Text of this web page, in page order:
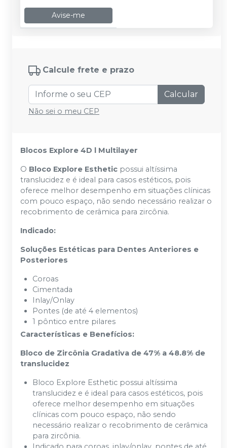
Avise-me
Calcule frete e prazo
Calcular
Não sei o meu CEP
Blocos Explore 4D l Multilayer
O Bloco Explore Esthetic possui altíssima
translucidez e é ideal para casos estéticos, pois
oferece melhor desempenho em situações clínicas
com pouco espaço, não sendo necessário realizar o
recobrimento de cerâmica para zircônia.
Indicado:
Soluções Estéticas para Dentes Anteriores e
Posteriores
Coroas
Cimentada
Inlay/Onlay
Pontes (de até 4 elementos)
1 pôntico entre pilares
Características e Benefícios:
Bloco de Zircônia Gradativa de 47% a 48.8% de
translucidez
Bloco Explore Esthetic possui altíssima
translucidez e é ideal para casos estéticos, pois
oferece melhor desempenho em situações
clínicas com pouco espaço, não sendo
necessário realizar o recobrimento de cerâmica
para zircônia.